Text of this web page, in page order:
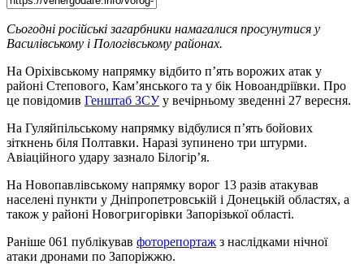
Сьогодні російські загарбники намагалися просунутися у
Василівському і Пологівському районах.
На Оріхівському напрямку відбито п’ять ворожих атак у
районі Степового, Кам’янського та у бік Новоандріївки. Про
це повідомив Генштаб ЗСУу вечірньому зведенні 27 вересня.
На Гуляйпільському напрямку відбулися п’ять бойових
зіткнень біля Полтавки. Наразі зупинено три штурми.
Авіаційного удару зазнало Білогір’я.
На Новопавлівському напрямку ворог 13 разів атакував
населені пункти у Дніпропетровській і Донецькій областях, а
також у районі Новогригорівки Запорізької області.
Раніше 061 публікував фоторепортаж з наслідками нічної
атаки дронами по Запоріжжю.